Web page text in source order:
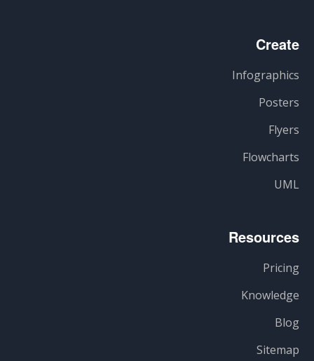
Create
Infographics
Posters
Flyers
Flowcharts
UML
Resources
Pricing
Knowledge
Blog
Sitemap